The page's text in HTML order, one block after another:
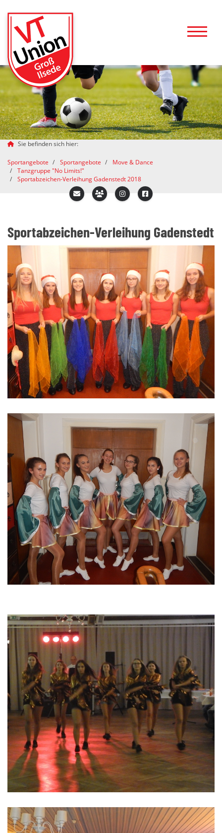
Sie befinden sich hier:
Sportangebote Sportangebote
Move & Dance
Tanzgruppe "No Limits!"
Sportabzeichen-Verleihung Gadenstedt 2018
Sportabzeichen-Verleihung Gadenstedt